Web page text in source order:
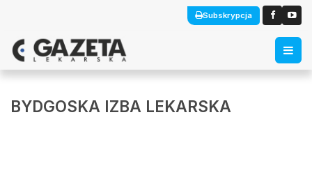
Subskrypcja
BYDGOSKA IZBA LEKARSKA